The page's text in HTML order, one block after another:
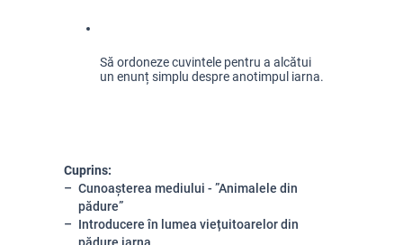
Să ordoneze cuvintele pentru a alcătui
un enunț simplu despre anotimpul iarna.
Cuprins:
Cunoașterea mediului - ”Animalele din
pădure”
Introducere în lumea viețuitoarelor din